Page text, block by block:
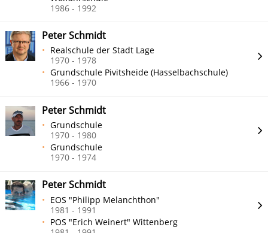
1986 - 1992
Peter Schmidt
Realschule der Stadt Lage
1970 - 1978
Grundschule Pivitsheide (Hasselbachschule)
1966 - 1970
Peter Schmidt
Grundschule
1970 - 1980
Grundschule
1970 - 1974
Peter Schmidt
EOS "Philipp Melanchthon"
1981 - 1991
POS "Erich Weinert" Wittenberg